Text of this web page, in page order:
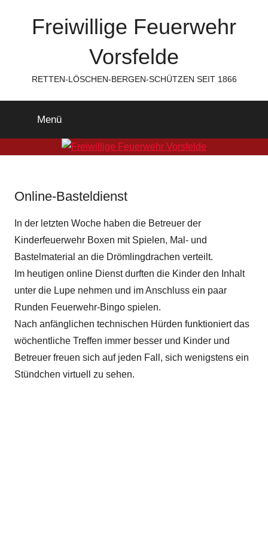
Freiwillige Feuerwehr
Vorsfelde
RETTEN-LÖSCHEN-BERGEN-SCHÜTZEN SEIT 1866
Menü
Online-Basteldienst
In der letzten Woche haben die Betreuer der
Kinderfeuerwehr Boxen mit Spielen, Mal- und
Bastelmaterial an die Drömlingdrachen verteilt.
Im heutigen online Dienst durften die Kinder den Inhalt
unter die Lupe nehmen und im Anschluss ein paar
Runden Feuerwehr-Bingo spielen.
Nach anfänglichen technischen Hürden funktioniert das
wöchentliche Treffen immer besser und Kinder und
Betreuer freuen sich auf jeden Fall, sich wenigstens ein
Stündchen virtuell zu sehen.